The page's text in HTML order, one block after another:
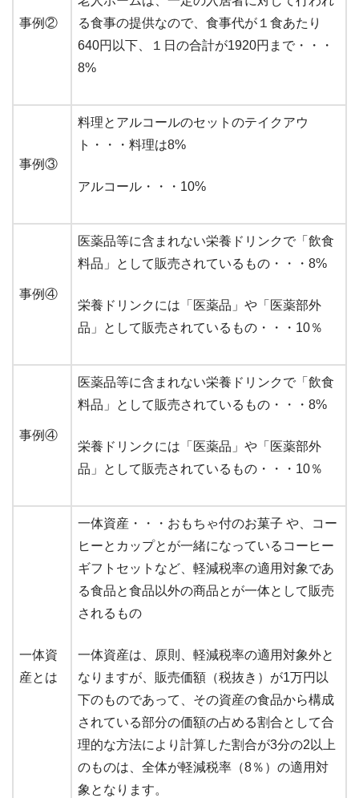
事例②
る食事の提供なので、食事代が１食あたり
640円以下、１日の合計が1920円まで・・・
8%
事例③
料理とアルコールのセットのテイクアウ
ト・・・料理は8%
アルコール・・・10%
事例④
医薬品等に含まれない栄養ドリンクで「飲食
料品」として販売されているもの・・・8%
栄養ドリンクには「医薬品」や「医薬部外
品」として販売されているもの・・・10％
事例④
医薬品等に含まれない栄養ドリンクで「飲食
料品」として販売されているもの・・・8%
栄養ドリンクには「医薬品」や「医薬部外
品」として販売されているもの・・・10％
一体資
産とは
一体資産・・・おもちゃ付のお菓子 や、コー
ヒーとカップとが一緒になっているコーヒー
ギフトセットなど、軽減税率の適用対象であ
る食品と食品以外の商品とが一体として販売
されるもの
一体資産は、原則、軽減税率の適用対象外と
なりますが、販売価額（税抜き）が1万円以
下のものであって、その資産の食品から構成
されている部分の価額の占める割合として合
理的な方法により計算した割合が3分の2以上
のものは、全体が軽減税率（8％）の適用対
象となります。